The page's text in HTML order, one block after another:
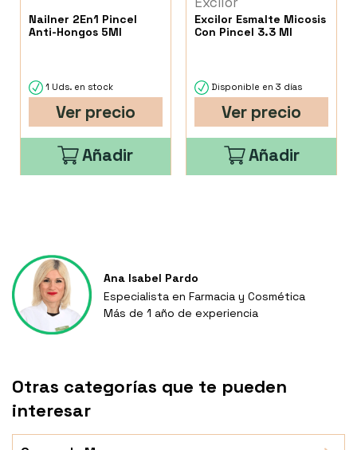
Nailner 2En1 Pincel
Anti-Hongos 5Ml
1 Uds. en stock
Ver precio
Añadir
Excilor Esmalte Micosis
Con Pincel 3.3 Ml
Disponible en 3 días
Ver precio
Añadir
Ana Isabel Pardo
Especialista en Farmacia y Cosmética
Más de 1 año de experiencia
Otras categorías que te pueden
interesar